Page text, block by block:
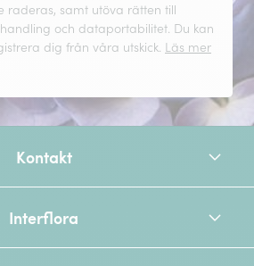
raderas, samt utöva rätten till
och dataportabilitet. Du kan
dig från våra utskick. Läs mer
Kontakt
Interflora